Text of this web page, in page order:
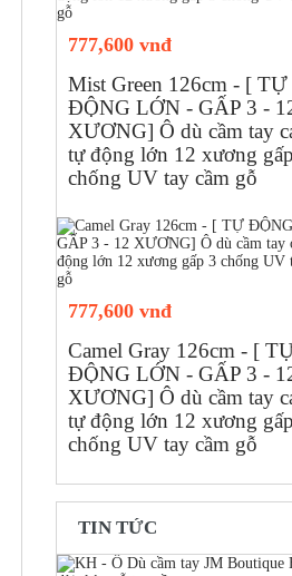
777,600 vnđ
Mist Green 126cm - [ TỰ
ĐỘNG LỚN - GẤP 3 -
XƯƠNG] Ô dù cầm tay
tự động lớn 12 xương
chống UV tay cầm gỗ
777,600 vnđ
Camel Gray 126cm - [
ĐỘNG LỚN - GẤP 3 -
XƯƠNG] Ô dù cầm tay
tự động lớn 12 xương
chống UV tay cầm gỗ
TIN TỨC